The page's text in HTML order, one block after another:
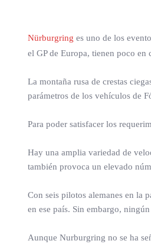
Nürburgring es uno de los
el GP de Europa, tienen poco
La montaña rusa de crestas
parámetros de los vehículos de
Para poder satisfacer los
Hay una amplia variedad de
también provoca un elevado
Con seis pilotos alemanes en la
en ese país. Sin embargo,
Aunque Nurburgring no se ha